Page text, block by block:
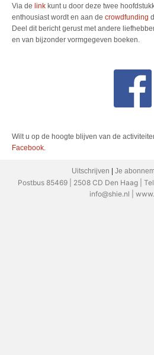
Via de link kunt u door deze twee
enthousiast wordt en aan de crowdfunding
Deel dit bericht gerust met andere
en van bijzonder vormgegeven boeken.
Wilt u op de hoogte blijven van de
Facebook.
Uitschrijven Je
Postbus 85469 | 2508 CD Den Haag |
info@shie.nl |